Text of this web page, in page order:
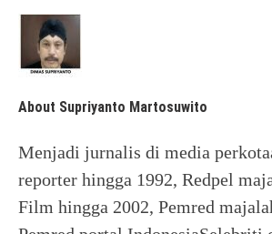
About Supriyanto Martosuwito
Menjadi jurnalis di media
reporter hingga 1992, Redpel
Film hingga 2002, Pemred